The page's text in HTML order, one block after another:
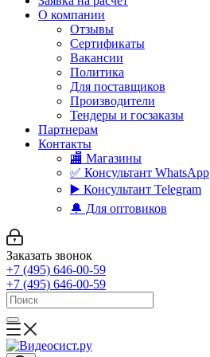
О компании
Отзывы
Сертификаты
Вакансии
Политика
Для поставщиков
Производители
Тендеры и госзаказы
Партнерам
Контакты
🏬 Магазины
✅️ Консультант WhatsApp
▶️ Консультант Telegram
🔔 Для оптовиков
Заказать звонок
+7 (495) 646-00-59
+7 (495) 646-00-59